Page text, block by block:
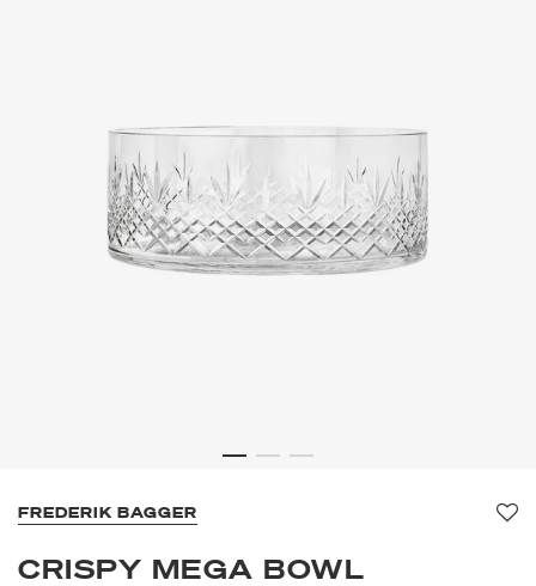
FREDERIK BAGGER
CRISPY MEGA BOWL